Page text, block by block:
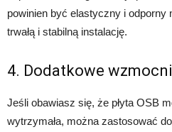
powinien być elastyczny i odporny
trwałą i stabilną instalację.
4. Dodatkowe
Jeśli obawiasz się, że płyta OSB
wytrzymała, można zastosować